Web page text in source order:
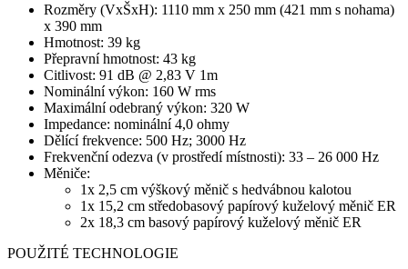
Rozměry (VxŠxH): 1110 mm x 250 mm (421 mm s nohama)
x 390 mm
Hmotnost: 39 kg
Přepravní hmotnost: 43 kg
Citlivost: 91 dB @ 2,83 V 1m
Nominální výkon: 160 W rms
Maximální odebraný výkon: 320 W
Impedance: nominální 4,0 ohmy
Dělící frekvence: 500 Hz; 3000 Hz
Frekvenční odezva (v prostředí místnosti): 33 – 26 000 Hz
Měniče:
1x 2,5 cm výškový měnič s hedvábnou kalotou
1x 15,2 cm středobasový papírový kuželový měnič ER
2x 18,3 cm basový papírový kuželový měnič ER
POUŽITÉ TECHNOLOGIE